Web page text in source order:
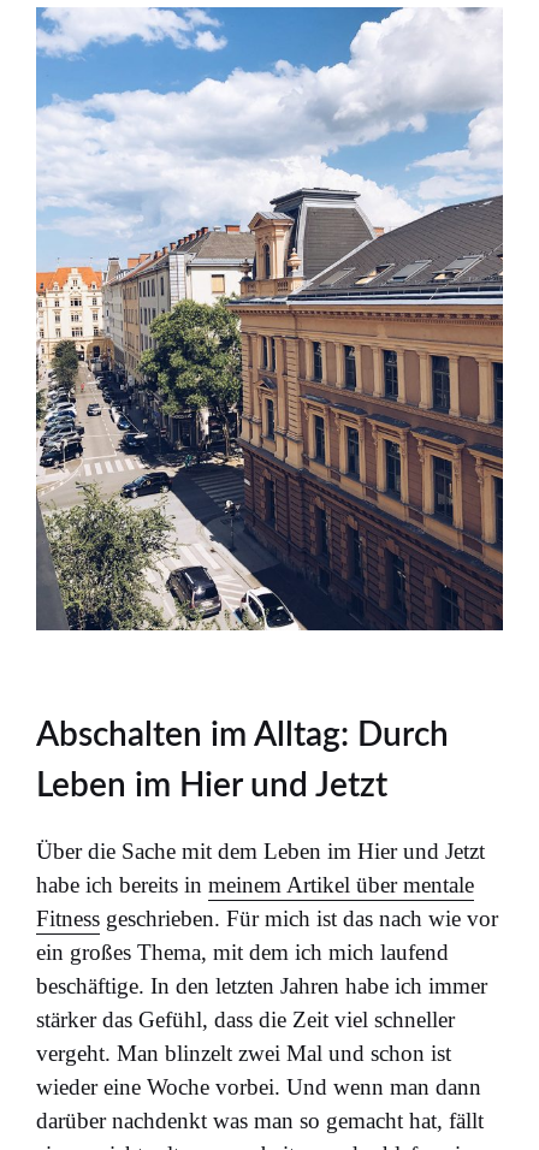
Abschalten im Alltag: Durch
Leben im Hier und Jetzt
Über die Sache mit dem Leben im Hier und Jetzt
habe ich bereits in meinem Artikel über mentale
Fitness geschrieben. Für mich ist das nach wie vor
ein großes Thema, mit dem ich mich laufend
beschäftige. In den letzten Jahren habe ich immer
stärker das Gefühl, dass die Zeit viel schneller
vergeht. Man blinzelt zwei Mal und schon ist
wieder eine Woche vorbei. Und wenn man dann
darüber nachdenkt was man so gemacht hat, fällt